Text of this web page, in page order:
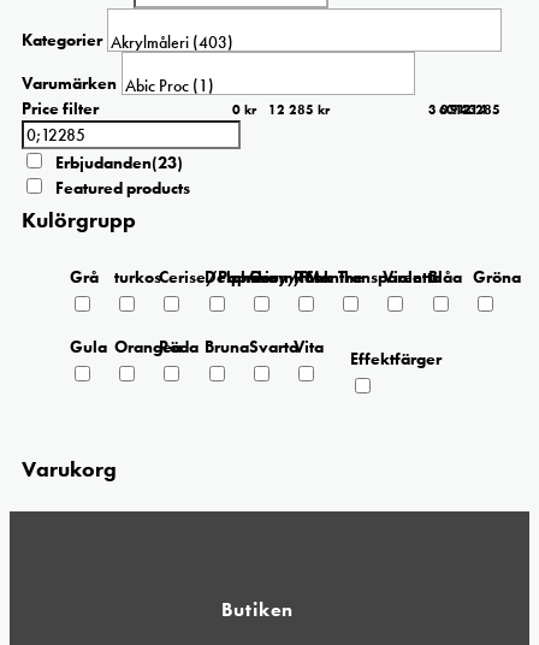
Kategorier
Varumärken
Price filter
0 kr 12 285 kr 0
3 071
6 143
9 214
12 285
Erbjudanden(23)
Featured products
Kulörgrupp
Grå turkosCerise/Paprika
Delphinium/Menthe
Grey/Pink
Rosa Transparent
ViolettaBlåa Gröna
Gula Orangea
Röda BrunaSvartaVita
Effektfärger
Varukorg
Butiken